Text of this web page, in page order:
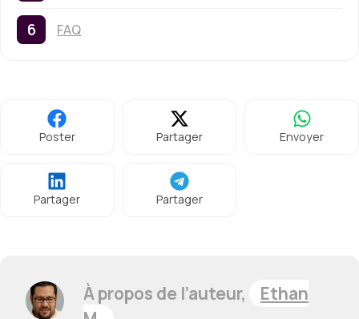
FAQ
Poster Partager Envoyer
Partager Partager
À propos de l’auteur,
Ethan